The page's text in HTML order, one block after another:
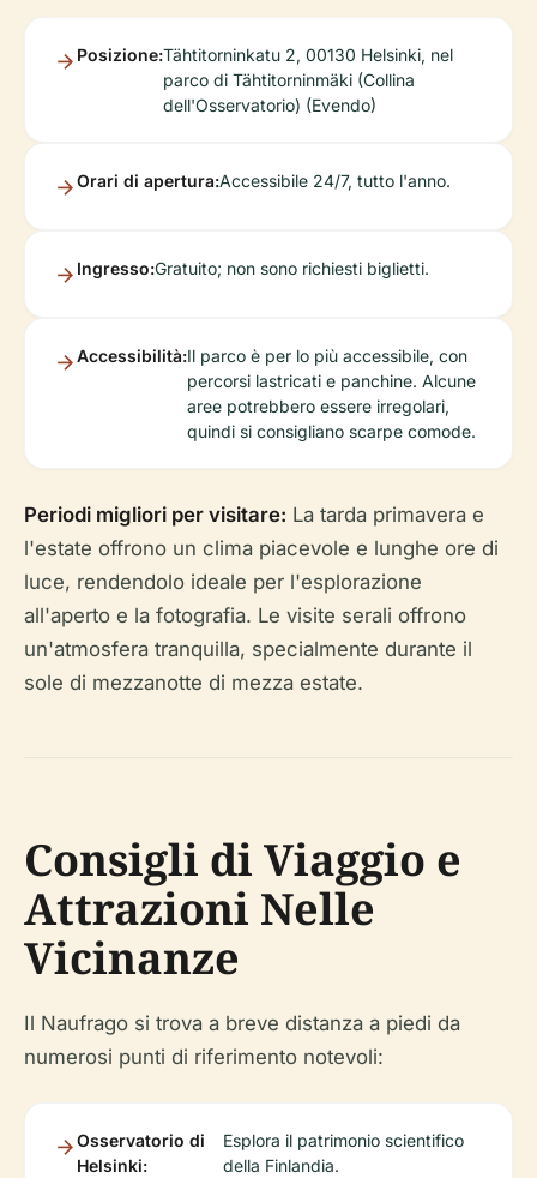
Posizione:Tähtitorninkatu 2, 00130 Helsinki, nel
parco di Tähtitorninmäki (Collina
dell'Osservatorio) (Evendo)
Orari di apertura:Accessibile 24/7, tutto l'anno.
Ingresso:Gratuito; non sono richiesti biglietti.
Accessibilità:Il parco è per lo più accessibile, con
percorsi lastricati e panchine. Alcune
aree potrebbero essere irregolari,
quindi si consigliano scarpe comode.
Periodi migliori per visitare: La tarda primavera e
l'estate offrono un clima piacevole e lunghe ore di
luce, rendendolo ideale per l'esplorazione
all'aperto e la fotografia. Le visite serali offrono
un'atmosfera tranquilla, specialmente durante il
sole di mezzanotte di mezza estate.
Consigli di Viaggio e
Attrazioni Nelle
Vicinanze
Il Naufrago si trova a breve distanza a piedi da
numerosi punti di riferimento notevoli:
Osservatorio di
Helsinki:
Esplora il patrimonio scientifico
della Finlandia.